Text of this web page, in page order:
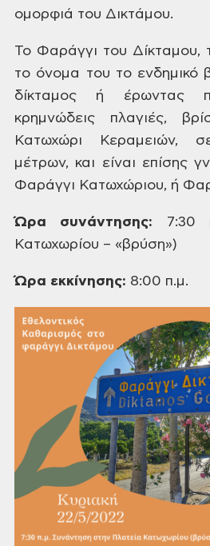
ομορφιά του Δικτάμου.
Το Φαράγγι του Δίκταμου,
το όνομα του το ενδημικό
δίκταμος ή έρωντας
κρημνώδεις πλαγιές,
Κατωχώρι Κεραμειών,
μέτρων, και είναι επίσης
Φαράγγι Κατωχώριου, ή
Ώρα συνάντησης: 7:30
Κατωχωρίου – «βρύση»)
Ώρα εκκίνησης: 8:00 π.μ.